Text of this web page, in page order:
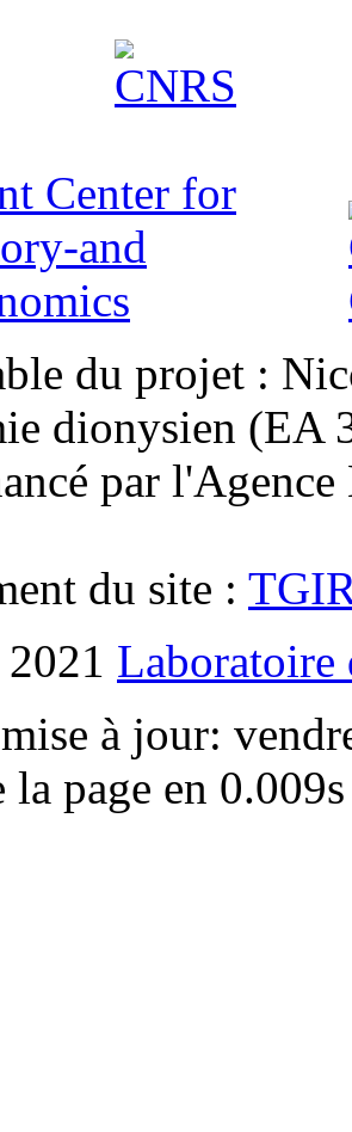
du projet :
dionysien
par l'Agence
du site :
Laboratoire
à jour:
la page en 0.009s